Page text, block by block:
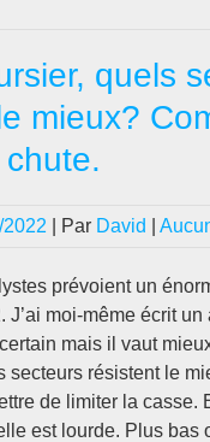
quels
mieux?
| Par David
prévoient un
J’ai moi-même écrit
mais il vaut
secteurs résistent le
de limiter la casse.
est lourde. Plus bas